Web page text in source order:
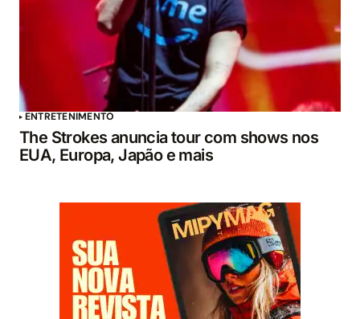
ENTRETENIMENTO
The Strokes anuncia tour com shows nos
EUA, Europa, Japão e mais